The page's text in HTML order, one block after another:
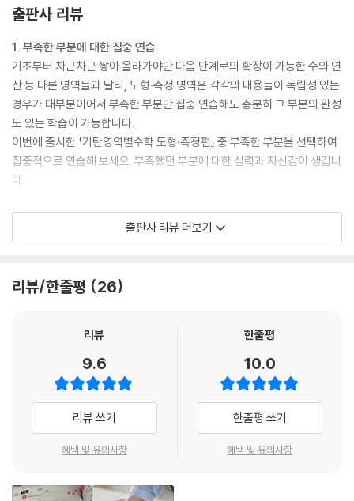
출판사 리뷰
1. 부족한 부분에 대한 집중 연습
기초부터 차근차근 쌓아 올라가야만 다음 단계로의 확장이 가능한 수와 연
산 등 다른 영역들과 달리, 도형·측정 영역은 각각의 내용들이 독립성 있는
경우가 대부분이어서 부족한 부분만 집중 연습해도 충분히 그 부분의 완성
도 있는 학습이 가능합니다.
이번에 출시한 「기탄영역별수학 도형·측정편」 중 부족한 부분을 선택하여
집중적으로 연습해 보세요. 부족했던 부분에 대한 실력과 자신감이 생깁니
다.
2. 학습 부담 없는 적은 분량
부족한 부분을 선택해서 집중 연습하려고 할 때, 무조건 문제 수가 많은 것
「기탄영역별수학 도형·측정편」은 다루어야 할 내용을 세분화하고, 한 가지
있게 배치하여 학습 부담을 줄이고 학습 효과는 높였으므로 아이들이 부담
출판사 리뷰 더보기
리뷰/한줄평 26
리뷰
9.6
리뷰 쓰기
혜택 및 유의사항
한줄평
10.0
한줄평 쓰기
혜택 및 유의사항